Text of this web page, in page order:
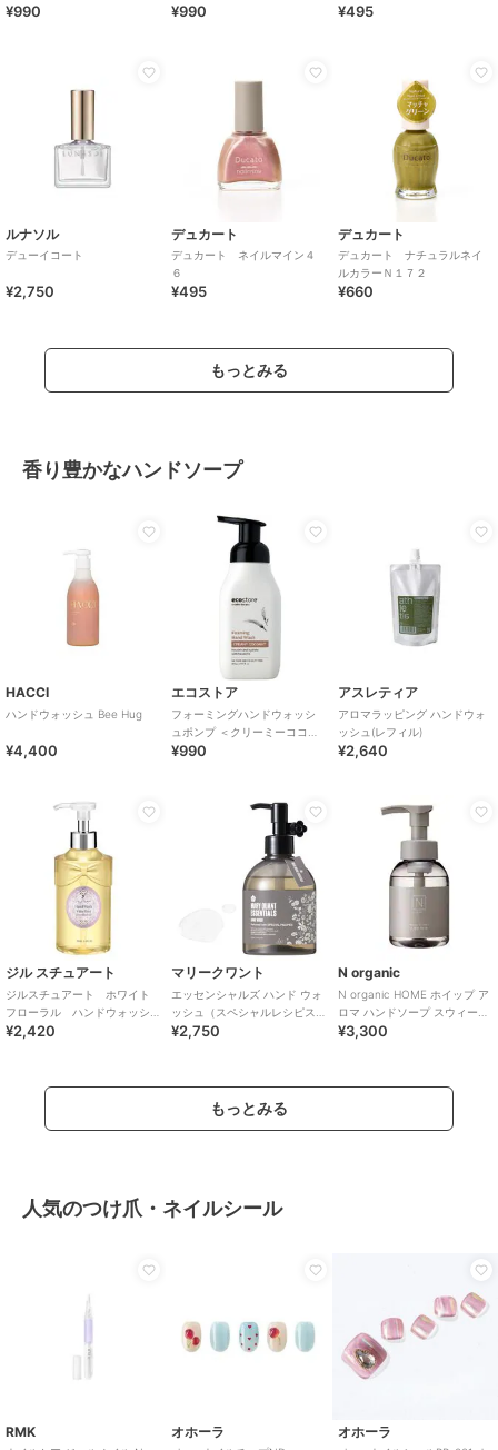
¥990 ¥990 ¥495
ルナソル
デューイコート
¥2,750
デュカート
デュカート ネイルマイン４
６
¥495
デュカート
デュカート ナチュラルネイ
ルカラーＮ１７２
¥660
もっとみる
香り豊かなハンドソープ
HACCI
ハンドウォッシュ Bee Hug
¥4,400
エコストア
フォーミングハンドウォッシ
ュポンプ ＜クリーミーココナ
ッツ＞ ２５０ｍＬ
¥990
アスレティア
アロマラッピング ハンドウォ
ッシュ(レフィル)
¥2,640
ジル スチュアート
ジルスチュアート ホワイト
フローラル ハンドウォッシ
ュ
¥2,420
マリークワント
エッセンシャルズ ハンド ウォ
ッシュ（スペシャルレシピス
の香り）
¥2,750
N organic
N organic HOME ホイップ ア
ロマ ハンドソープ スウィート
シトラスの香り
¥3,300
もっとみる
人気のつけ爪・ネイルシール
RMK オホーラ オホーラ